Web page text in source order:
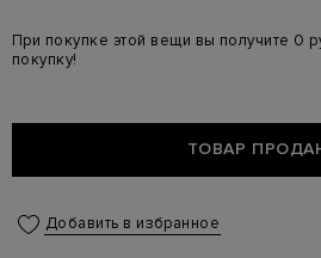
При покупке этой вещи вы получите 0
покупку!
ТОВАР
Добавить в избранное